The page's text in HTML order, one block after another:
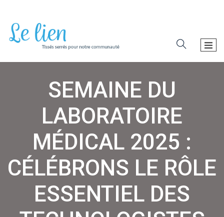
SEMAINE DU
LABORATOIRE
MÉDICAL 2025 :
CÉLÉBRONS LE RÔLE
ESSENTIEL DES